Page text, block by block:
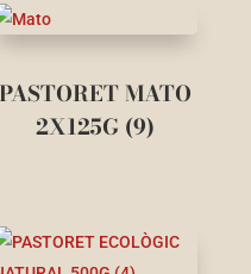
PASTORET MATO
2X125G (9)